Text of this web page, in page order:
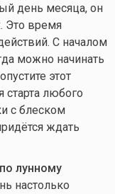
день месяца, он
Это время
С началом
можно начинать
этот
старта любого
с блеском
ждать
лунному
настолько